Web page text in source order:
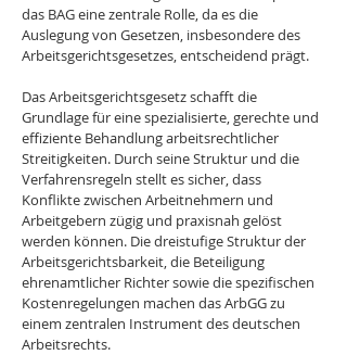
das BAG eine zentrale Rolle, da es die
Auslegung von Gesetzen, insbesondere des
Arbeitsgerichtsgesetzes, entscheidend prägt.
Das Arbeitsgerichtsgesetz schafft die
Grundlage für eine spezialisierte, gerechte und
effiziente Behandlung arbeitsrechtlicher
Streitigkeiten. Durch seine Struktur und die
Verfahrensregeln stellt es sicher, dass
Konflikte zwischen Arbeitnehmern und
Arbeitgebern zügig und praxisnah gelöst
werden können. Die dreistufige Struktur der
Arbeitsgerichtsbarkeit, die Beteiligung
ehrenamtlicher Richter sowie die spezifischen
Kostenregelungen machen das ArbGG zu
einem zentralen Instrument des deutschen
Arbeitsrechts.